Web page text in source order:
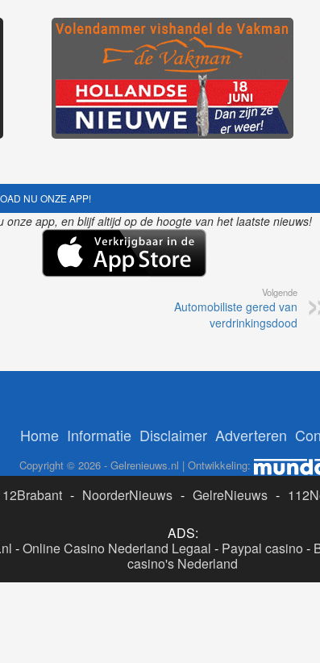
NU ONZE APP!
onze app, en blijf altijd op de hoogte van het laatste nieuws!
Volgende
Automobiliste gered van
verdrinkingsdood
Home Informatie Disclaimer Adverteren
Copyright © 2026 - Gelrenieuws.nl | Ontwikkeling:
- NoorderNieuws - GelreNieuws -
ADS:
-Online Casino Nederland Legaal - Paypal casino -
casino's Nederland